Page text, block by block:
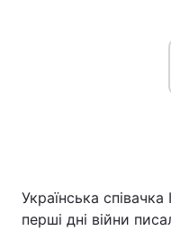
Українська
перші дні війни